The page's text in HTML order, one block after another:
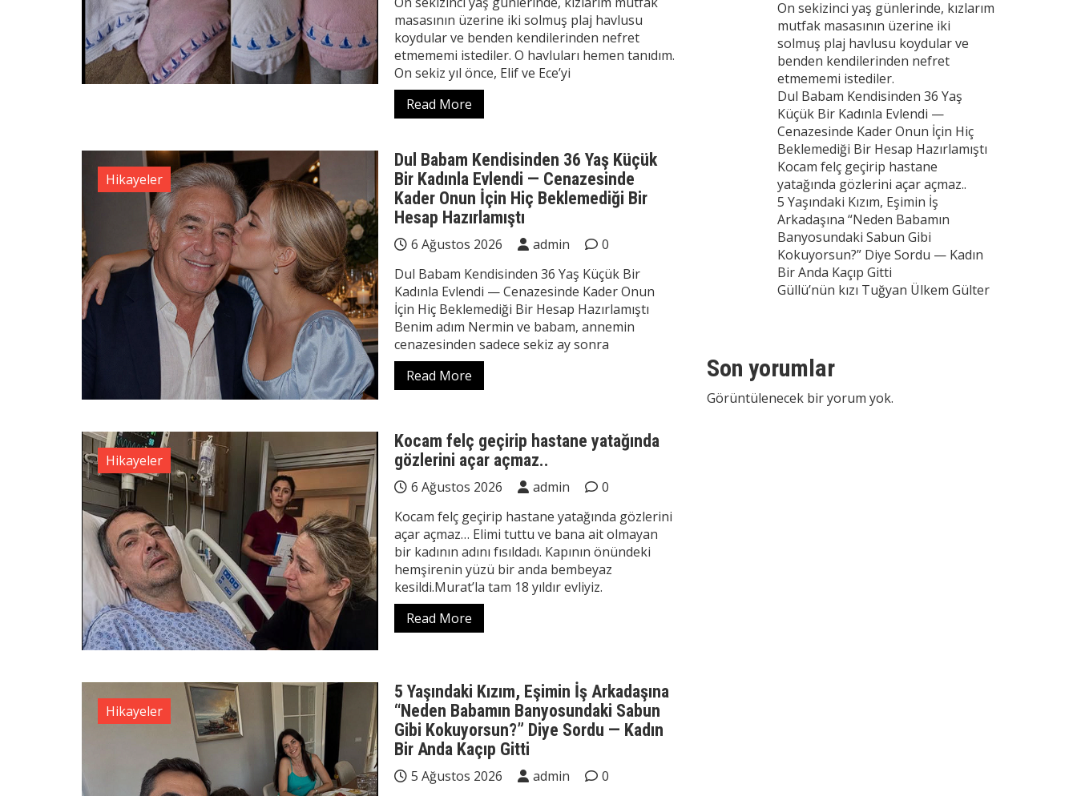
masasının üzerine iki solmuş plaj havlusu
koydular ve benden kendilerinden nefret
etmememi istediler. O havluları hemen tanıdım.
On sekiz yıl önce, Elif ve Ece’yi
Read More
Hikayeler
Dul Babam Kendisinden 36 Yaş Küçük
Bir Kadınla Evlendi — Cenazesinde
Kader Onun İçin Hiç Beklemediği Bir
Hesap Hazırlamıştı
6 Ağustos 2026 admin
0
Dul Babam Kendisinden 36 Yaş Küçük Bir
Kadınla Evlendi — Cenazesinde Kader Onun
İçin Hiç Beklemediği Bir Hesap Hazırlamıştı
Benim adım Nermin ve babam, annemin
cenazesinden sadece sekiz ay sonra
Read More
Hikayeler
Kocam felç geçirip hastane yatağında
gözlerini açar açmaz..
6 Ağustos 2026 admin
0
Kocam felç geçirip hastane yatağında gözlerini
açar açmaz… Elimi tuttu ve bana ait olmayan
bir kadının adını fısıldadı. Kapının önündeki
hemşirenin yüzü bir anda bembeyaz
kesildi.Murat’la tam 18 yıldır evliyiz.
Read More
Hikayeler
5 Yaşındaki Kızım, Eşimin İş Arkadaşına
“Neden Babamın Banyosundaki Sabun
Gibi Kokuyorsun?” Diye Sordu — Kadın
Bir Anda Kaçıp Gitti
5 Ağustos 2026 admin
0
On sekizinci yaş günlerinde, kızlarım
mutfak masasının üzerine iki
solmuş plaj havlusu koydular ve
benden kendilerinden nefret
etmememi istediler.
Dul Babam Kendisinden 36 Yaş
Küçük Bir Kadınla Evlendi —
Cenazesinde Kader Onun İçin Hiç
Beklemediği Bir Hesap Hazırlamıştı
Kocam felç geçirip hastane
yatağında gözlerini açar açmaz..
5 Yaşındaki Kızım, Eşimin İş
Arkadaşına “Neden Babamın
Banyosundaki Sabun Gibi
Kokuyorsun?” Diye Sordu — Kadın
Bir Anda Kaçıp Gitti
Güllü’nün kızı Tuğyan Ülkem Gülter
Son yorumlar
Görüntülenecek bir yorum yok.